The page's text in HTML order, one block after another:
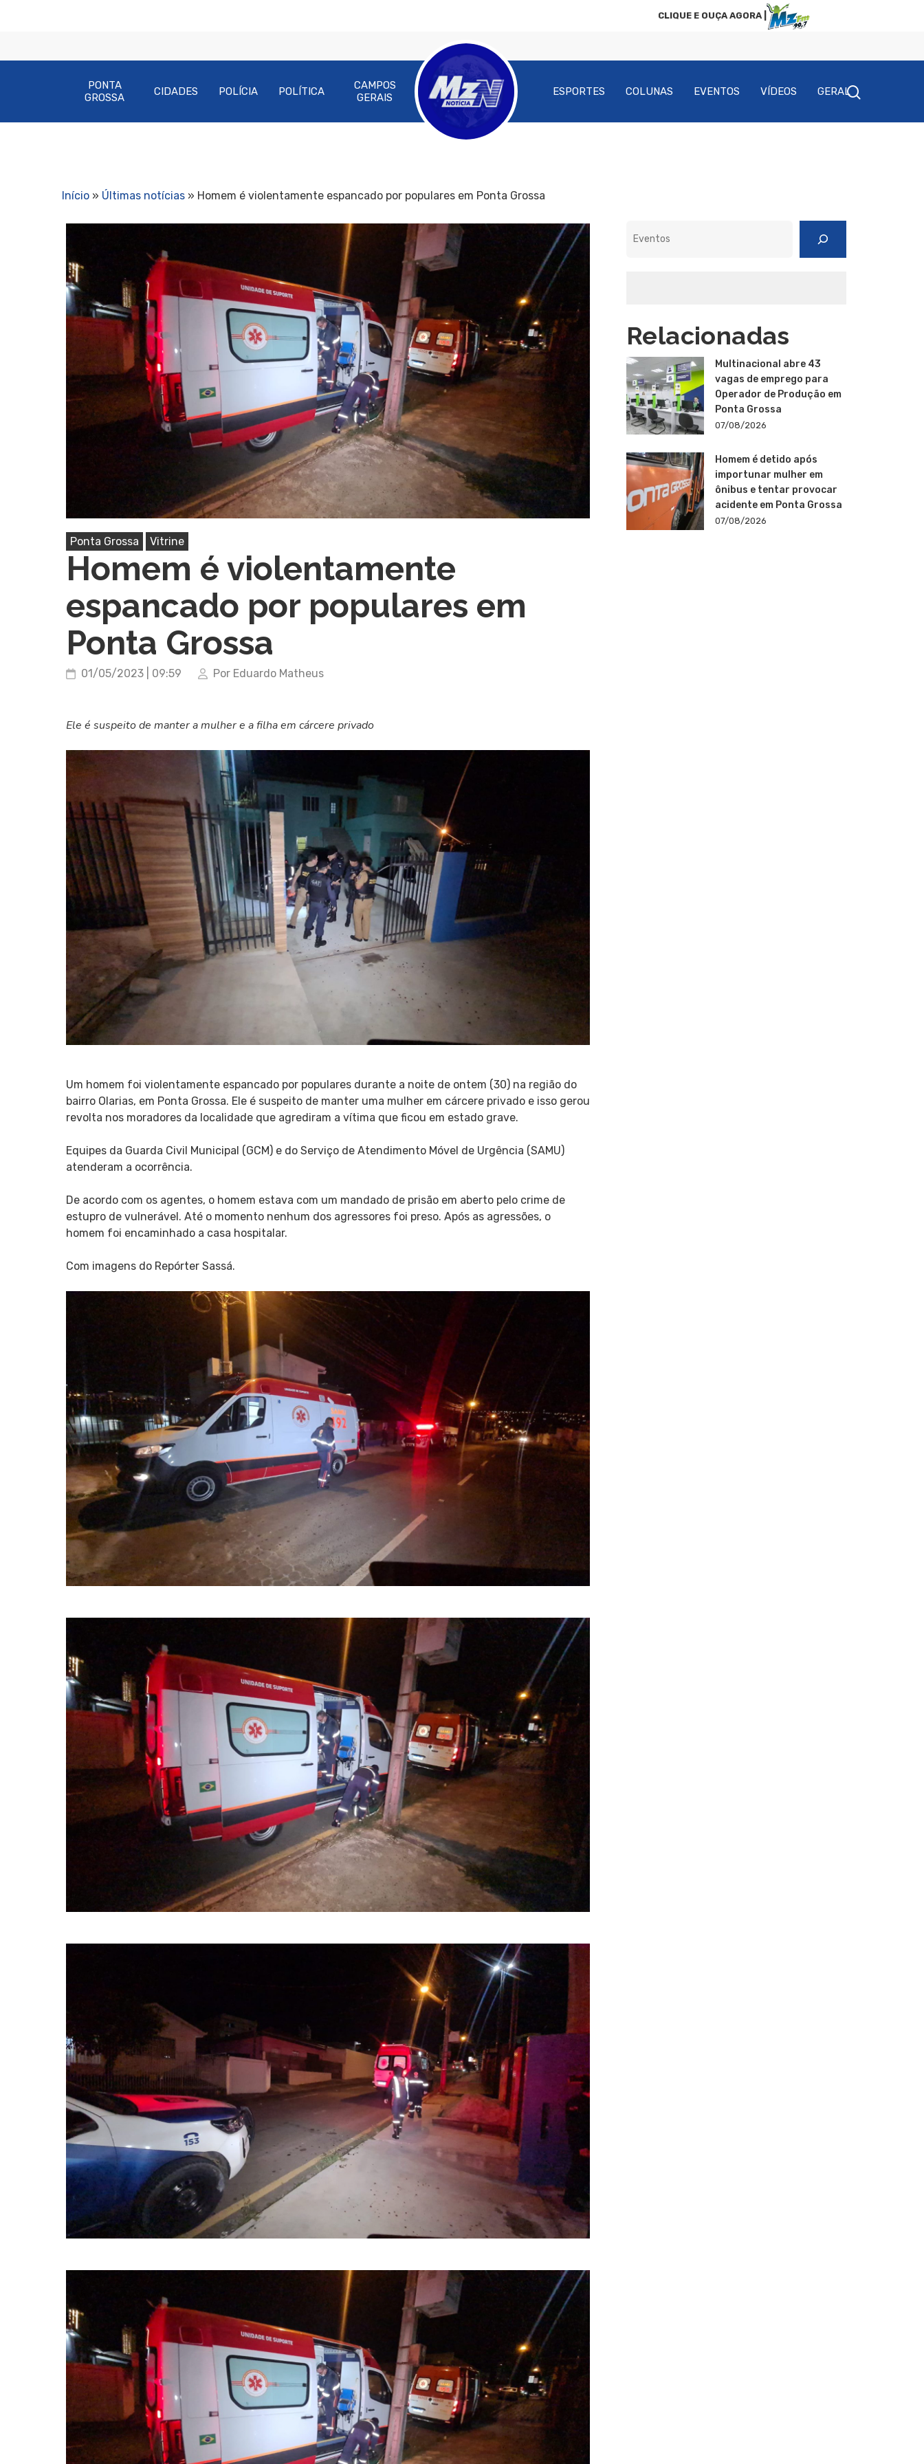
CLIQUE E OUÇA AGORA |
Pressione Enter para pesquisar ou ESC para fechar
PONTA
GROSSA
CIDADES POLÍCIA POLÍTICA
CAMPOS
GERAIS
ESPORTES COLUNAS EVENTOS VÍDEOS GERAL
Início » Últimas notícias » Homem é violentamente espancado por populares em Ponta Grossa
Ponta Grossa Vitrine
Homem é violentamente
espancado por populares em
Ponta Grossa
01/05/2023 | 09:59 Por Eduardo Matheus
Ele é suspeito de manter a mulher e a filha em cárcere privado
Um homem foi violentamente espancado por populares durante a noite de ontem (30) na região do
bairro Olarias, em Ponta Grossa. Ele é suspeito de manter uma mulher em cárcere privado e isso gerou
revolta nos moradores da localidade que agrediram a vítima que ficou em estado grave.
Equipes da Guarda Civil Municipal (GCM) e do Serviço de Atendimento Móvel de Urgência (SAMU)
atenderam a ocorrência.
De acordo com os agentes, o homem estava com um mandado de prisão em aberto pelo crime de
estupro de vulnerável. Até o momento nenhum dos agressores foi preso. Após as agressões, o
homem foi encaminhado a casa hospitalar.
Com imagens do Repórter Sassá.
Relacionadas
Multinacional abre 43
vagas de emprego para
Operador de Produção em
Ponta Grossa
07/08/2026
Homem é detido após
importunar mulher em
ônibus e tentar provocar
acidente em Ponta Grossa
07/08/2026